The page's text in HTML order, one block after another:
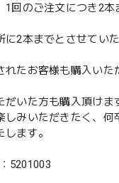
回のご注文につき2本
2本までとさせていた
たお客様も購入いた
いた方も購入頂けま
しみいただきたく、何
ます。
5201003